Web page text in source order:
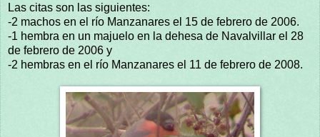
Las citas son las siguientes:
-2 machos en el río Manzanares el 15 de febrero de 2006.
-1 hembra en un majuelo en la dehesa de Navalvillar el 28
de febrero de 2006 y
-2 hembras en el río Manzanares el 11 de febrero de 2008.